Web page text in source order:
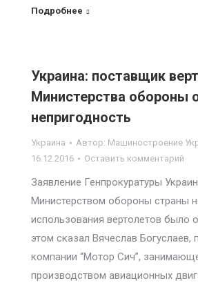
Подробнее
Украина: поставщик
Министерства обороны
непригодность
Украина Автор: Машиностроение
16.12.2016
Оставить комментарий
Заявление Генпрокуратуры
Министерством обороны страны
использования вертолетов было
этом сказал Вячеслав Богуслаев,
компании “Мотор Сич”,
производством авиационных